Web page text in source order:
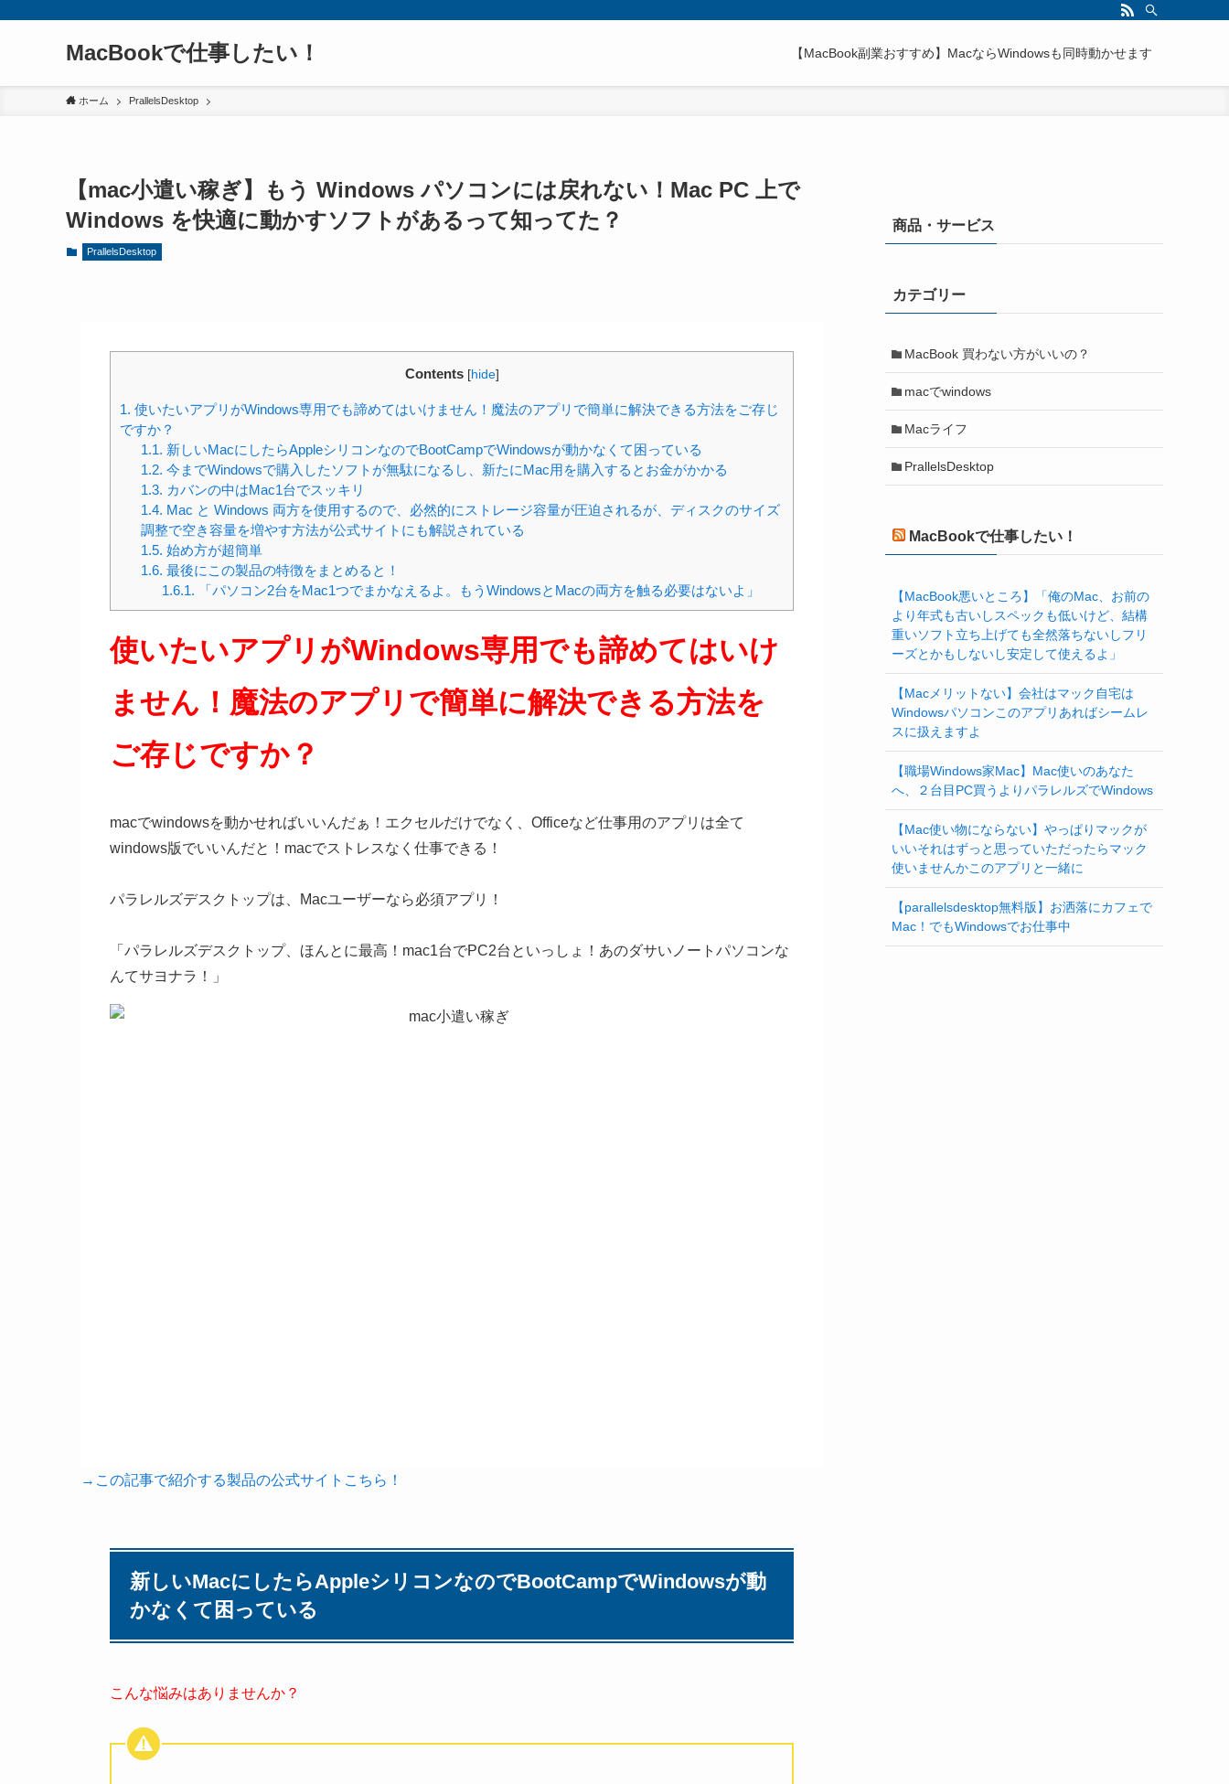
MacBookで仕事したい！ 【MacBook副業おすすめ】MacならWindowsも同時動かせます
ホーム PrallelsDesktop
【mac小遣い稼ぎ】もう Windows パソコンには戻れない！Mac PC 上で
Windows を快適に動かすソフトがあるって知ってた？
PrallelsDesktop
Contents [hide]
1. 使いたいアプリがWindows専用でも諦めてはいけません！魔法のアプリで簡単に解決できる方法をご存じ
ですか？
1.1. 新しいMacにしたらAppleシリコンなのでBootCampでWindowsが動かなくて困っている
1.2. 今までWindowsで購入したソフトが無駄になるし、新たにMac用を購入するとお金がかかる
1.3. カバンの中はMac1台でスッキリ
1.4. Mac と Windows 両方を使用するので、必然的にストレージ容量が圧迫されるが、ディスクのサイズ
調整で空き容量を増やす方法が公式サイトにも解説されている
1.5. 始め方が超簡単
1.6. 最後にこの製品の特徴をまとめると！
1.6.1. 「パソコン2台をMac1つでまかなえるよ。もうWindowsとMacの両方を触る必要はないよ」
使いたいアプリがWindows専用でも諦めてはいけ
ません！魔法のアプリで簡単に解決できる方法を
ご存じですか？
macでwindowsを動かせればいいんだぁ！エクセルだけでなく、Officeなど仕事用のアプリは全て
windows版でいいんだと！macでストレスなく仕事できる！
パラレルズデスクトップは、Macユーザーなら必須アプリ！
「パラレルズデスクトップ、ほんとに最高！mac1台でPC2台といっしょ！あのダサいノートパソコンな
んてサヨナラ！」
→この記事で紹介する製品の公式サイトこちら！
新しいMacにしたらAppleシリコンなのでBootCampでWindowsが動
かなくて困っている
こんな悩みはありませんか？
商品・サービス
カテゴリー
MacBook 買わない方がいいの？
macでwindows
Macライフ
PrallelsDesktop
MacBookで仕事したい！
【MacBook悪いところ】「俺のMac、お前の
より年式も古いしスペックも低いけど、結構
重いソフト立ち上げても全然落ちないしフリ
ーズとかもしないし安定して使えるよ」
【Macメリットない】会社はマック自宅は
Windowsパソコンこのアプリあればシームレ
スに扱えますよ
【職場Windows家Mac】Mac使いのあなた
へ、２台目PC買うよりパラレルズでWindows
【Mac使い物にならない】やっぱりマックが
いいそれはずっと思っていただったらマック
使いませんかこのアプリと一緒に
【parallelsdesktop無料版】お洒落にカフェで
Mac！でもWindowsでお仕事中